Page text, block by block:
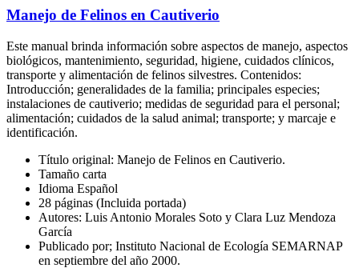
Manejo de Felinos en Cautiverio
Este manual brinda información sobre aspectos de manejo, aspectos
biológicos, mantenimiento, seguridad, higiene, cuidados clínicos,
transporte y alimentación de felinos silvestres. Contenidos:
Introducción; generalidades de la familia; principales especies;
instalaciones de cautiverio; medidas de seguridad para el personal;
alimentación; cuidados de la salud animal; transporte; y marcaje e
identificación.
Título original: Manejo de Felinos en Cautiverio.
Tamaño carta
Idioma Español
28 páginas (Incluida portada)
Autores: Luis Antonio Morales Soto y Clara Luz Mendoza
García
Publicado por; Instituto Nacional de Ecología SEMARNAP
en septiembre del año 2000.